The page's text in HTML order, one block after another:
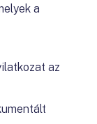
a
az